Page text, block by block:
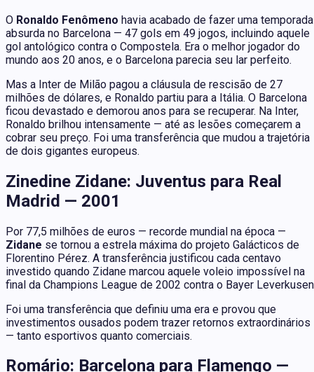
O Ronaldo Fenômeno havia acabado de fazer uma temporada
absurda no Barcelona — 47 gols em 49 jogos, incluindo aquele
gol antológico contra o Compostela. Era o melhor jogador do
mundo aos 20 anos, e o Barcelona parecia seu lar perfeito.
Mas a Inter de Milão pagou a cláusula de rescisão de 27
milhões de dólares, e Ronaldo partiu para a Itália. O Barcelona
ficou devastado e demorou anos para se recuperar. Na Inter,
Ronaldo brilhou intensamente — até as lesões começarem a
cobrar seu preço. Foi uma transferência que mudou a trajetória
de dois gigantes europeus.
Zinedine Zidane: Juventus para Real
Madrid — 2001
Por 77,5 milhões de euros — recorde mundial na época —
Zidane se tornou a estrela máxima do projeto Galácticos de
Florentino Pérez. A transferência justificou cada centavo
investido quando Zidane marcou aquele voleio impossível na
final da Champions League de 2002 contra o Bayer
Foi uma transferência que definiu uma era e provou que
investimentos ousados podem trazer retornos extraordinários
— tanto esportivos quanto comerciais.
Romário: Barcelona para Flamengo —